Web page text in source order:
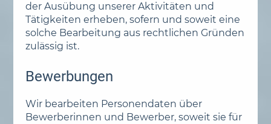
der Ausübung unserer Aktivitäten und
Tätigkeiten erheben, sofern und soweit eine
solche Bearbeitung aus rechtlichen Gründen
zulässig ist.
Bewerbungen
Wir bearbeiten Personendaten über
Bewerberinnen und Bewerber, soweit sie für